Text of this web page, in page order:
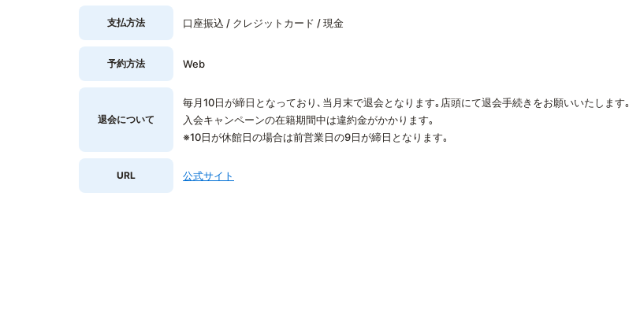
支払方法 口座振込 / クレジットカード / 現金
予約方法 Web
退会について
毎月10日が締日となっており､当月末で退会となります｡店頭にて退会手続きをお願いいたします｡
入会キャンペーンの在籍期間中は違約金がかかります｡
※10日が休館日の場合は前営業日の9日が締日となります｡
URL 公式サイト